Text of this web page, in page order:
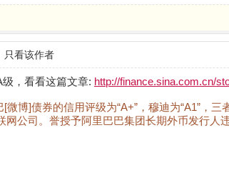
只看该作者
，看看这篇文章: http://finance.sina.com.cn/
博]债券的信用评级为“A+”，穆迪为“A1”，
公司。誉授予阿里巴巴集团长期外币发行人